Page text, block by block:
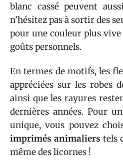
blanc cassé peuvent
n’hésitez pas à sortir des
pour une couleur plus
goûts personnels.
En termes de motifs, les
appréciées sur les robes
ainsi que les rayures
dernières années. Pour
unique, vous pouvez
imprimés animaliers tels
même des licornes !